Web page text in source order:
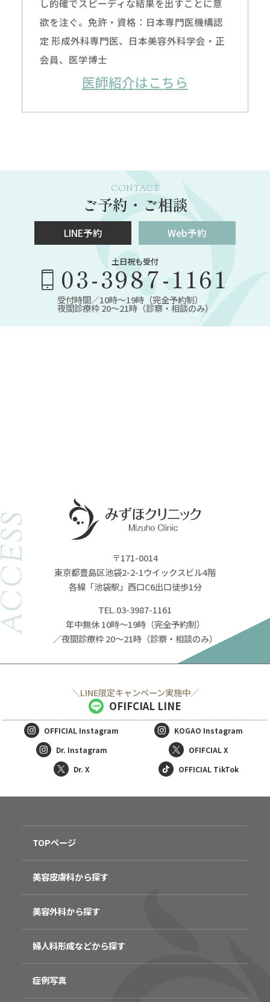
し的確でスピーディな結果を出すことに意
欲を注ぐ。免許・資格：日本専門医機構認
定 形成外科専門医、日本美容外科学会・正
会員、医学博士
医師紹介はこちら
CONTACT
ご予約・ご相談
LINE予約 Web予約
土日祝も受付
03-3987-1161
受付時間／10時～19時（完全予約制）
夜間診療枠 20～21時（診察・相談のみ）
〒171-0014
東京都豊島区池袋2-2-1ウイックスビル4階
各線「池袋駅」西口C6出口徒歩1分
TEL.03-3987-1161
年中無休 10時～19時（完全予約制）
／夜間診療枠 20～21時（診察・相談のみ）
＼LINE限定キャンペーン実施中／
OFIFCIAL LINE
OFFICIAL Instagram KOGAO Instagram
Dr. Instagram
OFIFCIAL X
Dr. X
OFFICIAL TikTok
TOPページ
美容皮膚科から探す
美容外科から探す
婦人科形成などから探す
症例写真